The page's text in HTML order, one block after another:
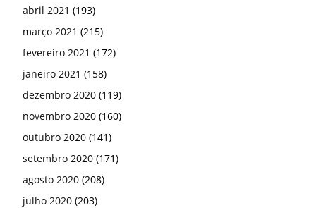
abril 2021 (193)
março 2021 (215)
fevereiro 2021 (172)
janeiro 2021 (158)
dezembro 2020 (119)
novembro 2020 (160)
outubro 2020 (141)
setembro 2020 (171)
agosto 2020 (208)
julho 2020 (203)